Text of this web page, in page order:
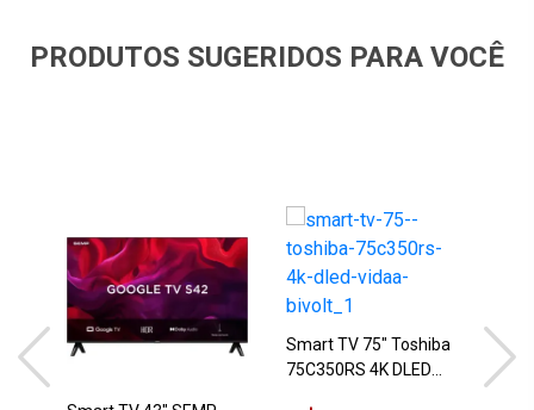
PRODUTOS SUGERIDOS PARA VOCÊ
Smart TV 75" Toshiba
75C350RS 4K DLED